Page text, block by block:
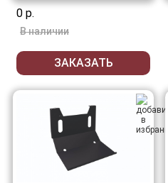
0 р.
В наличии
ЗАКАЗАТЬ